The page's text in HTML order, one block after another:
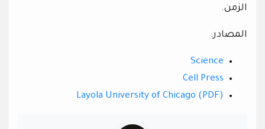
الزمن.
المصادر:
Science
Cell Press
Layola University of Chicago (PDF)